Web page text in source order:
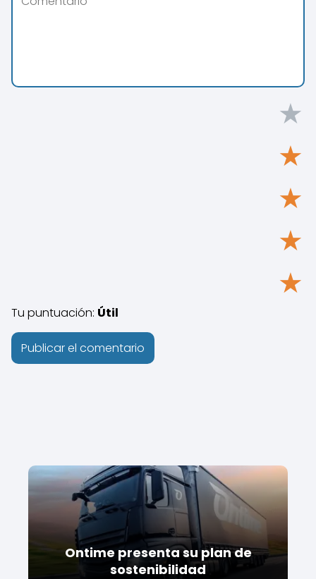
★
★
★
★
★
Tu puntuación: Útil
Ontime presenta su plan de
sostenibilidad